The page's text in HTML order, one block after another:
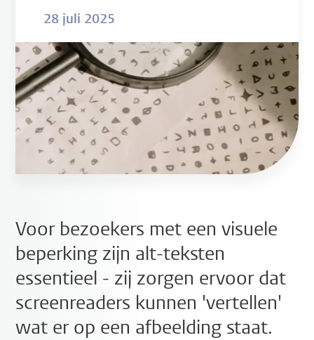
28 juli 2025
Voor bezoekers met een visuele
beperking zijn alt-teksten
essentieel - zij zorgen ervoor dat
screenreaders kunnen 'vertellen'
wat er op een afbeelding staat.